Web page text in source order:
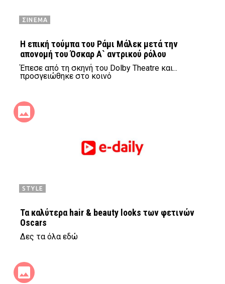
ΣΙΝΕΜΑ
H επική τούμπα του Ράμι Μάλεκ μετά την
απονομή του Όσκαρ Α` αντρικού ρόλου
Έπεσε από τη σκηνή του Dolby Theatre και...
προσγειώθηκε στο κοινό
STYLE
Τα καλύτερα hair & beauty looks των φετινών
Oscars
Δες τα όλα εδώ